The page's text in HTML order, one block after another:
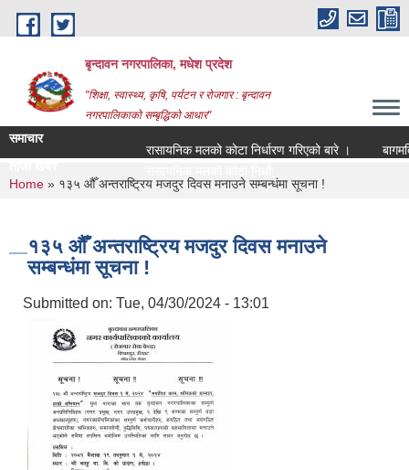
Skip to main content
बृन्दावन नगरपालिका, मधेश प्रदेश
"शिक्षा, स्वास्थ्य, कृषि, पर्यटन र रोजगार : बृन्दावन
नगरपालिकाको सम्बृद्धिको आधार"
समाचार
रासायनिक मलको कोटा निर्धारण गरिएको बारे ।
बागमति
You are here
Home » १३५ औँ अन्तराष्ट्रिय मजदुर दिवस मनाउने सम्बन्धंमा सूचना !
१३५ औँ अन्तराष्ट्रिय मजदुर दिवस मनाउने
सम्बन्धंमा सूचना !
Submitted on: Tue, 04/30/2024 - 13:01